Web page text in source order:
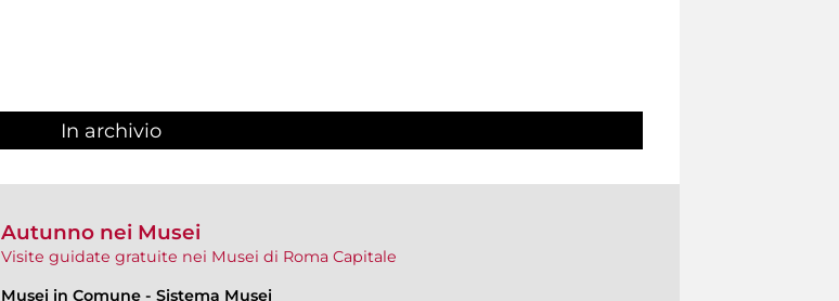
In archivio
Autunno nei Musei
Visite guidate gratuite nei Musei di Roma Capitale
Musei in Comune - Sistema Musei